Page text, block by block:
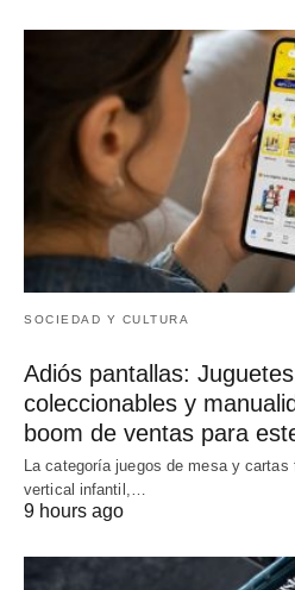
SOCIEDAD Y CULTURA
Adiós pantallas:
coleccionables y
boom de ventas para
La categoría juegos de mesa y
vertical infantil,…
9 hours ago